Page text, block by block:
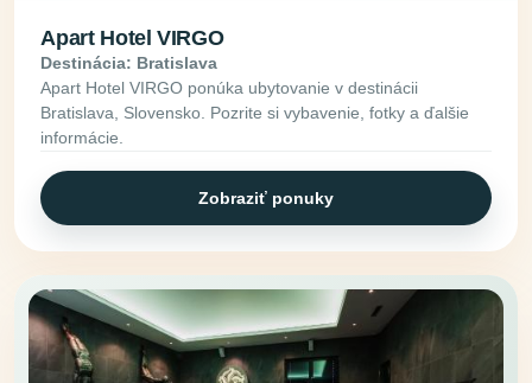
Apart Hotel VIRGO
Destinácia: Bratislava
Apart Hotel VIRGO ponúka ubytovanie v destinácii
Bratislava, Slovensko. Pozrite si vybavenie, fotky a ďalšie
informácie.
Zobraziť ponuky